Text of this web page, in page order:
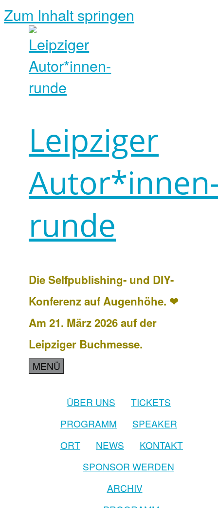
Zum Inhalt springen
Leipziger
runde
Die Selfpublishing- und DIY-
Konferenz auf Augenhöhe. ❤
Am 21. März 2026 auf der
Leipziger Buchmesse.
MENÜ
ÜBER UNS
TICKETS
PROGRAMM
SPEAKER
ORT
NEWS
KONTAKT
SPONSOR WERDEN
ARCHIV